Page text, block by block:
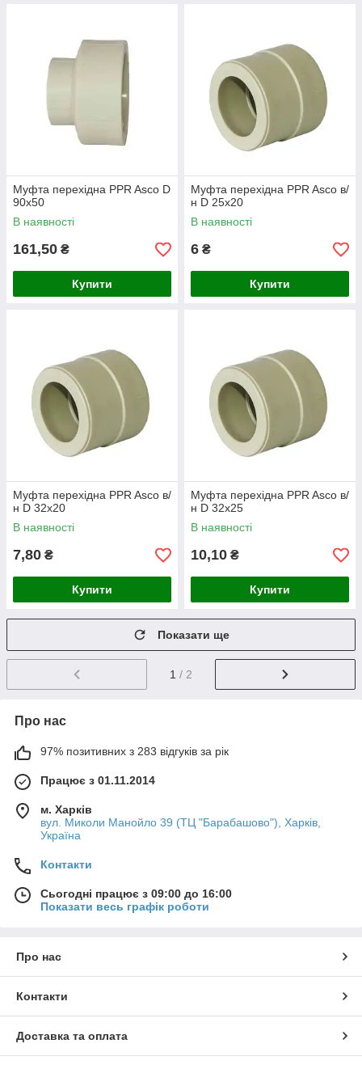
Муфта перехідна PPR Asco D
90х50
В наявності
161,50 ₴
Купити
Муфта перехідна PPR Asco в/
н D 25х20
В наявності
6 ₴
Купити
Муфта перехідна PPR Asco в/
н D 32х20
В наявності
7,80 ₴
Купити
Муфта перехідна PPR Asco в/
н D 32х25
В наявності
10,10 ₴
Купити
Показати ще
1 / 2
Про нас
97% позитивних з 283 відгуків за рік
Працює з 01.11.2014
м. Харків
вул. Миколи Манойло 39 (ТЦ "Барабашово"), Харків,
Україна
Контакти
Сьогодні працює з 09:00 до 16:00
Показати весь графік роботи
Про нас
Контакти
Доставка та оплата